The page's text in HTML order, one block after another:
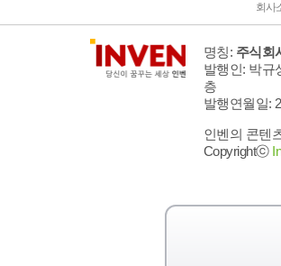
회사
명칭: 주식회
발행인: 박규
층
발행연월일:
인벤의 콘텐
Copyrightⓒ